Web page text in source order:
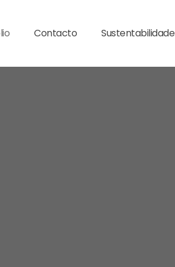
Contacto Sustentabilidade